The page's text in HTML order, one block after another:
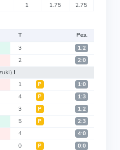
1 1.75 2.75
Т
Рез.
3 1:2
2 2:0
❗️
1 Р 1:0
4 Р 1:3
3 Р 1:2
5 Р 2:3
4 4:0
0 Р 0:0